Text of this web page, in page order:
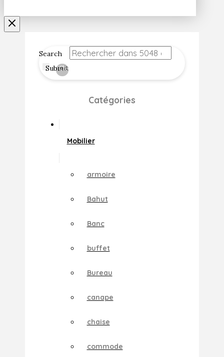
Search
Submit
Clear
Catégories
Mobilier
armoire
Bahut
Banc
buffet
Bureau
canape
chaise
commode